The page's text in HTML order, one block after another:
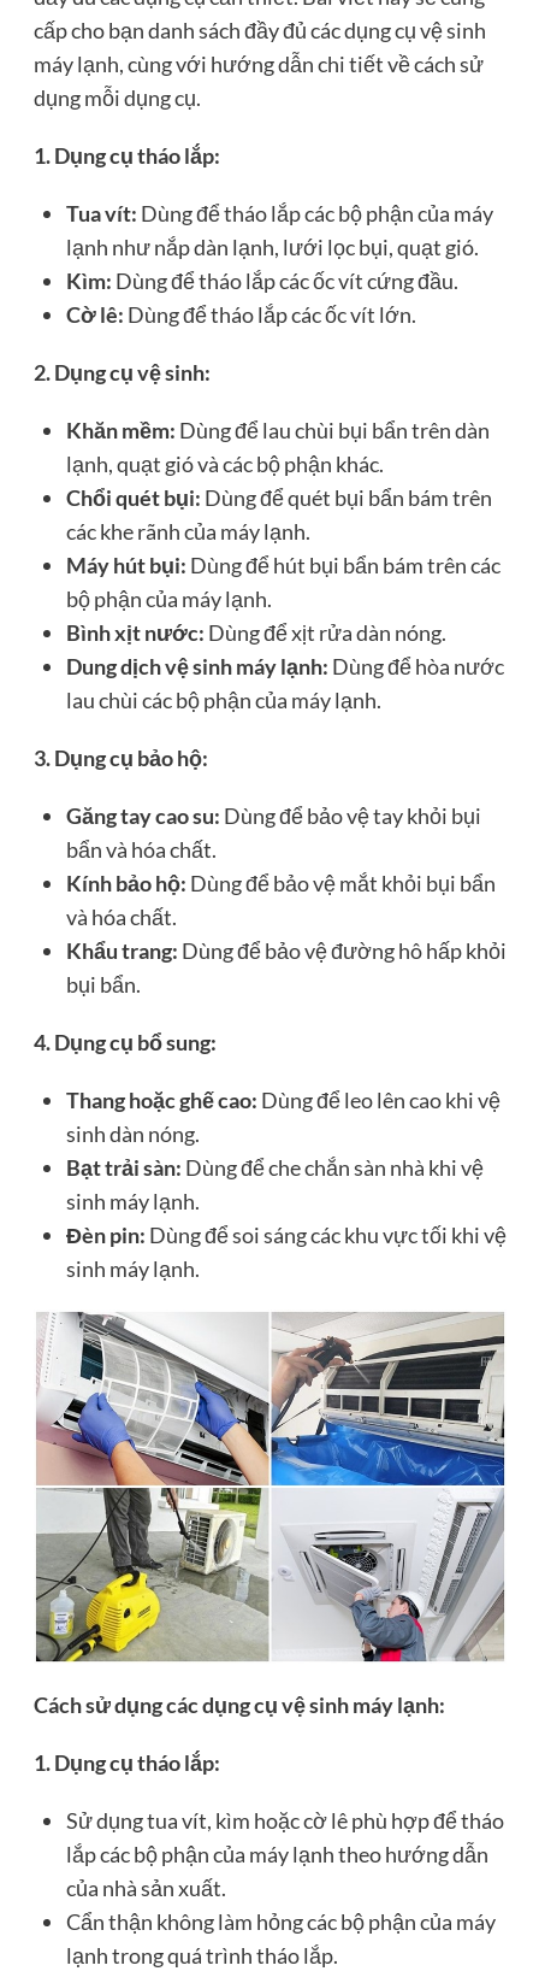
cấp cho bạn danh sách đầy đủ các dụng cụ vệ sinh
máy lạnh, cùng với hướng dẫn chi tiết về cách sử
dụng mỗi dụng cụ.
1. Dụng cụ tháo lắp:
Tua vít: Dùng để tháo lắp các bộ phận của máy
lạnh như nắp dàn lạnh, lưới lọc bụi, quạt gió.
Kìm: Dùng để tháo lắp các ốc vít cứng đầu.
Cờ lê: Dùng để tháo lắp các ốc vít lớn.
2. Dụng cụ vệ sinh:
Khăn mềm: Dùng để lau chùi bụi bẩn trên dàn
lạnh, quạt gió và các bộ phận khác.
Chổi quét bụi: Dùng để quét bụi bẩn bám trên
các khe rãnh của máy lạnh.
Máy hút bụi: Dùng để hút bụi bẩn bám trên các
bộ phận của máy lạnh.
Bình xịt nước: Dùng để xịt rửa dàn nóng.
Dung dịch vệ sinh máy lạnh: Dùng để hòa nước
lau chùi các bộ phận của máy lạnh.
3. Dụng cụ bảo hộ:
Găng tay cao su: Dùng để bảo vệ tay khỏi bụi
bẩn và hóa chất.
Kính bảo hộ: Dùng để bảo vệ mắt khỏi bụi bẩn
và hóa chất.
Khẩu trang: Dùng để bảo vệ đường hô hấp khỏi
bụi bẩn.
4. Dụng cụ bổ sung:
Thang hoặc ghế cao: Dùng để leo lên cao khi vệ
sinh dàn nóng.
Bạt trải sàn: Dùng để che chắn sàn nhà khi vệ
sinh máy lạnh.
Đèn pin: Dùng để soi sáng các khu vực tối khi vệ
sinh máy lạnh.
Cách sử dụng các dụng cụ vệ sinh máy lạnh:
1. Dụng cụ tháo lắp:
Sử dụng tua vít, kìm hoặc cờ lê phù hợp để tháo
lắp các bộ phận của máy lạnh theo hướng dẫn
của nhà sản xuất.
Cẩn thận không làm hỏng các bộ phận của máy
lạnh trong quá trình tháo lắp.